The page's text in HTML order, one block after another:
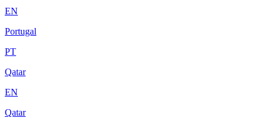
EN
Portugal
PT
Qatar
EN
Qatar